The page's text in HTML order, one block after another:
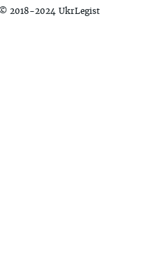
2018-2024 UkrLegist